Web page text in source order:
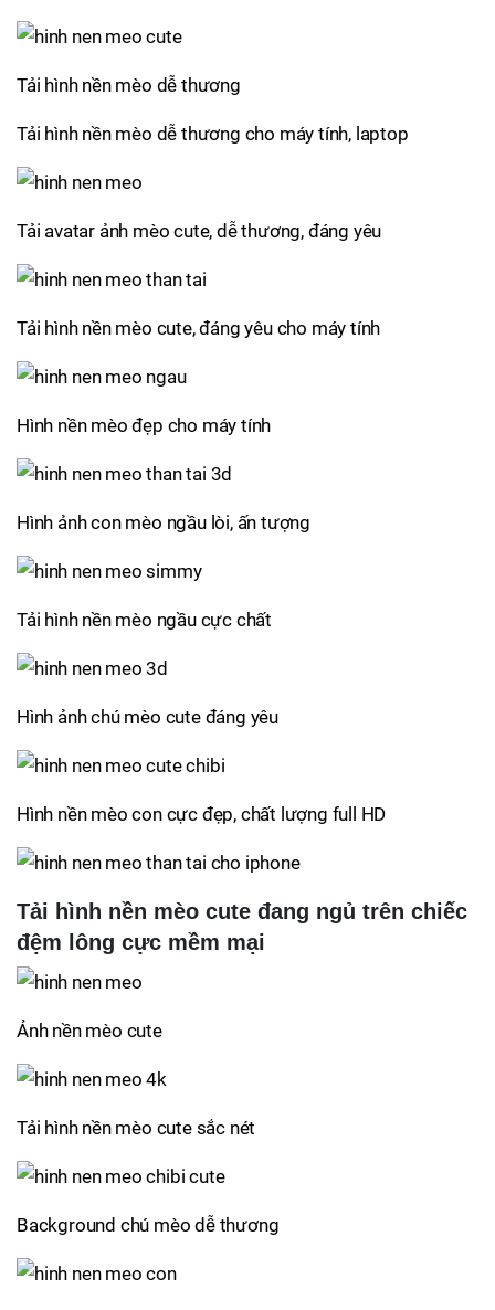
Tải hình nền mèo dễ thương
Tải hình nền mèo dễ thương cho máy tính, laptop
Tải avatar ảnh mèo cute, dễ thương, đáng yêu
Tải hình nền mèo cute, đáng yêu cho máy tính
Hình nền mèo đẹp cho máy tính
Hình ảnh con mèo ngầu lòi, ấn tượng
Tải hình nền mèo ngầu cực chất
Hình ảnh chú mèo cute đáng yêu
Hình nền mèo con cực đẹp, chất lượng full HD
Tải hình nền mèo cute đang ngủ trên chiếc
đệm lông cực mềm mại
Ảnh nền mèo cute
Tải hình nền mèo cute sắc nét
Background chú mèo dễ thương